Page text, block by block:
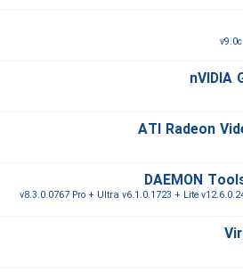
nVIDIA
ATI Radeon
DAEMON
v8.3.0.0767 Pro + Ultra v6.1.0.1723 + Lite